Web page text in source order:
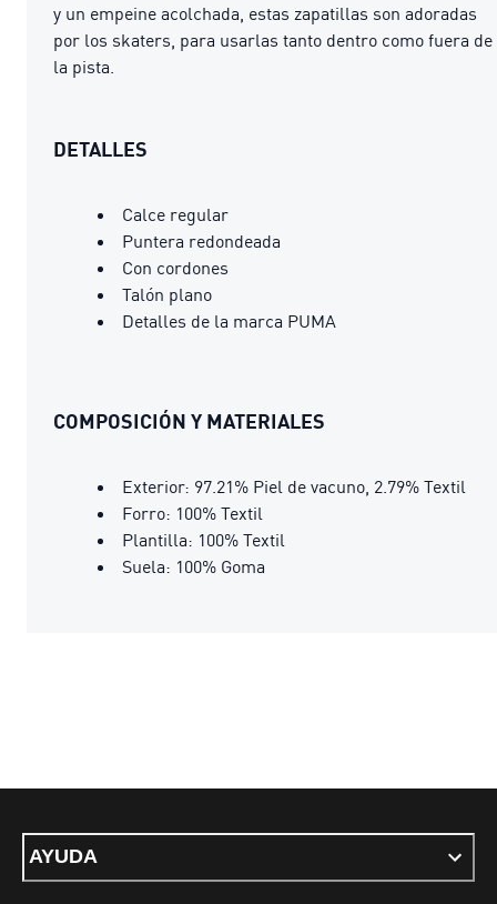
y un empeine acolchada, estas zapatillas son adoradas
por los skaters, para usarlas tanto dentro como fuera de
la pista.
DETALLES
Calce regular
Puntera redondeada
Con cordones
Talón plano
Detalles de la marca PUMA
COMPOSICIÓN Y MATERIALES
Exterior: 97.21% Piel de vacuno, 2.79% Textil
Forro: 100% Textil
Plantilla: 100% Textil
Suela: 100% Goma
AYUDA